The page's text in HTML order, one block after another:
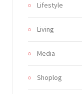
Lifestyle
Living
Media
Shoplog